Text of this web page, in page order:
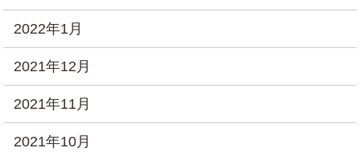
2022年1月
2021年12月
2021年11月
2021年10月